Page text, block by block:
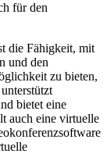
für den
die Fähigkeit, mit
und den
zu bieten,
bietet eine
auch eine virtuelle